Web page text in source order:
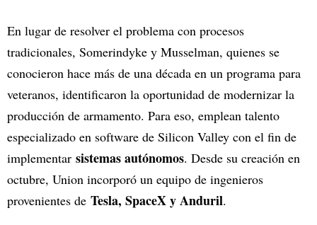
En lugar de resolver el problema con procesos
tradicionales, Somerindyke y Musselman, quienes se
conocieron hace más de una década en un programa para
veteranos, identificaron la oportunidad de modernizar la
producción de armamento. Para eso, emplean talento
especializado en software de Silicon Valley con el fin de
implementar sistemas autónomos. Desde su creación en
octubre, Union incorporó un equipo de ingenieros
provenientes de Tesla, SpaceX y Anduril.